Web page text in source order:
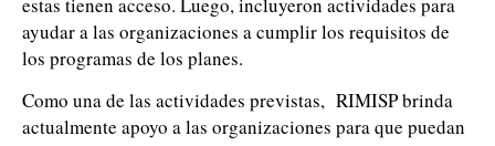
ayudar a las organizaciones a cumplir los requisitos de
los programas de los planes.
Como una de las actividades previstas, RIMISP brinda
actualmente apoyo a las organizaciones para que puedan